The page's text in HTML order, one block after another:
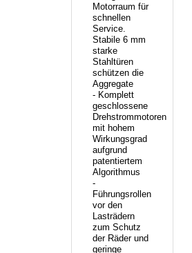
Motorraum für
schnellen
Service.
Stabile 6 mm
starke
Stahltüren
schützen die
Aggregate
- Komplett
geschlossene
Drehstrommotoren
mit hohem
Wirkungsgrad
aufgrund
patentiertem
Algorithmus
-
Führungsrollen
vor den
Lasträdern
zum Schutz
der Räder und
geringe